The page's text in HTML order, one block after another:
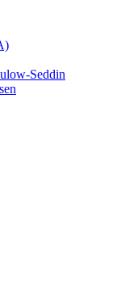
Seddin